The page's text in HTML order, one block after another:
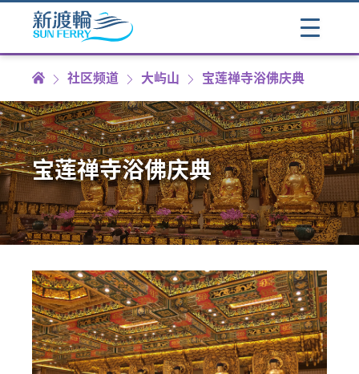
社区频道 大屿山 宝莲禅寺浴佛庆典
宝莲禅寺浴佛庆典